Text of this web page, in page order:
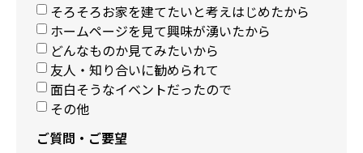
そろそろお家を建てたいと考えはじめたから
ホームページを見て興味が湧いたから
どんなものか見てみたいから
友人・知り合いに勧められて
面白そうなイベントだったので
その他
ご質問・ご要望